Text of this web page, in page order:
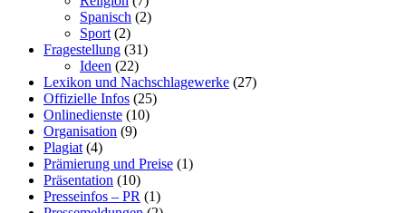
Spanisch (2)
Sport (2)
Fragestellung (31)
Ideen (22)
Lexikon und Nachschlagewerke (27)
Offizielle Infos (25)
Onlinedienste (10)
Organisation (9)
Plagiat (4)
Prämierung und Preise (1)
Präsentation (10)
Presseinfos – PR (1)